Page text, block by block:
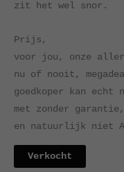
zit het wel snor.
Prijs,
voor jou, onze
nu of nooit,
goedkoper kan echt
met zonder garantie,
en natuurlijk niet
Verkocht